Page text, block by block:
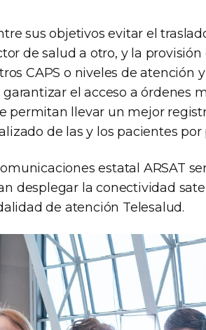
sus objetivos evitar el
de salud a otro, y la
CAPS o niveles de atención
el acceso a órdenes
permitan llevar un mejor
de las y los pacientes
estatal ARSAT
desplegar la conectividad
de atención Telesalud.